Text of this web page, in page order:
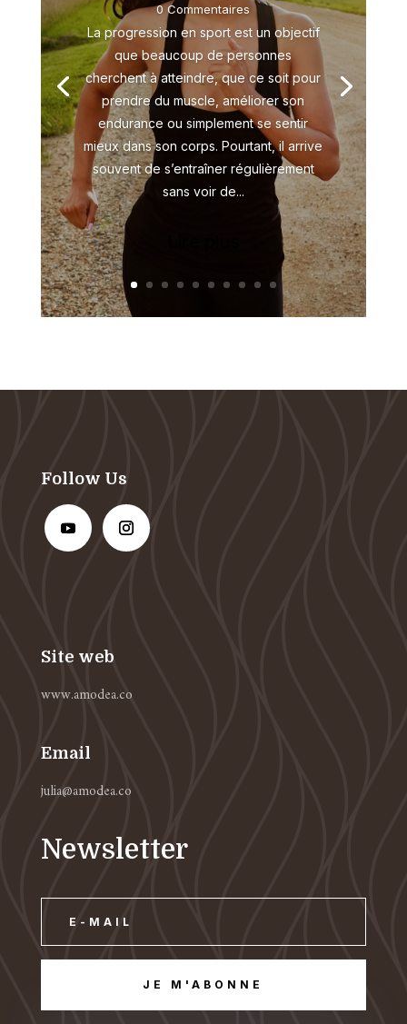
0 Commentaires
La progression en sport est un objectif
que beaucoup de personnes
cherchent à atteindre, que ce soit pour
prendre du muscle, améliorer son
endurance ou simplement se sentir
mieux dans son corps. Pourtant, il arrive
souvent de s’entraîner régulièrement
sans voir de...
Follow Us
Site web
www.amodea.co
Email
julia@amodea.co
Newsletter
JE M'ABONNE